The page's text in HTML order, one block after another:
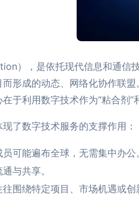
），是依托现代信息和通信
形成的动态、网络化协作联
于利用数字技术作为“粘合剂”
了数字技术服务的支撑作用：
员可能遍布全球，无需集中办
与共享。
往围绕特定项目、市场机遇或